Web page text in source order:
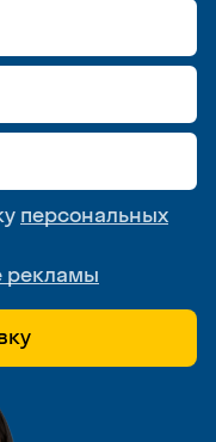
персональных
рекламы